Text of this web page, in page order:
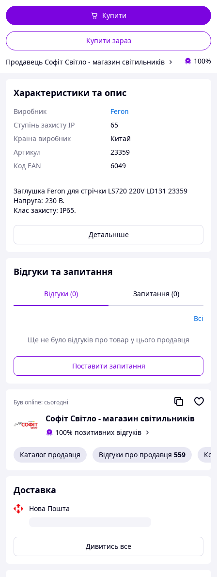
Купити зараз
Купити
Продавець Софіт Світло - магазин світильників 100%
Характеристики та опис
Виробник
Feron
Ступінь захисту IP
65
Країна виробник
Китай
Артикул
23359
Код EAN
6049
Заглушка Feron для стрічки LS720 220V LD131 23359
Напруга: 230 В.
Клас захисту: IP65.
Детальніше
Відгуки та запитання
Відгуки (0) Запитання (0)
Всі
Ще не було відгуків про товар у цього продавця
Поставити запитання
Був online:сьогодні
Софіт Світло - магазин світильників
100% позитивних відгуків
Каталог продавця Відгуки про продавця 559
Доставка
Нова Пошта
Дивитись все